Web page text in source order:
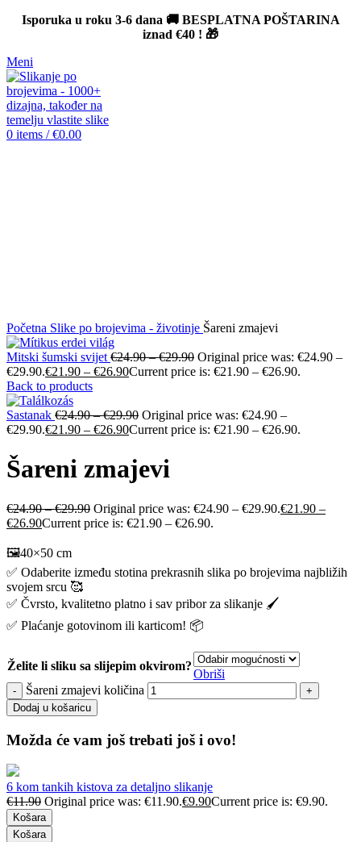
Isporuka u roku 3-6 dana 🚚 BESPLATNA POŠTARINA
iznad €40 ! 🎁
Meni
0 items / €0.00
Početna Slike po brojevima - životinje Šareni zmajevi
Mitski šumski svijet €24.90–€29.90 Original price was: €24.90 –
€29.90.€21.90 – €26.90Current price is: €21.90 – €26.90.
Back to products
Sastanak €24.90–€29.90 Original price was: €24.90 –
€29.90.€21.90 – €26.90Current price is: €21.90 – €26.90.
Šareni zmajevi
€24.90–€29.90 Original price was: €24.90 – €29.90.€21.90 –
€26.90Current price is: €21.90 – €26.90.
🖼️40×50 cm
✅ Odaberite između stotina prekrasnih slika po brojevima najbližih
svojem srcu 🥰
✅ Čvrsto, kvalitetno platno i sav pribor za slikanje 🖌️
✅ Plaćanje gotovinom ili karticom! 📦
Želite li sliku sa slijepim okvirom?
Obriši
Šareni zmajevi količina
Dodaj u košaricu
Možda će vam još trebati još i ovo!
6 kom tankih kistova za detaljno slikanje
€11.90 Original price was: €11.90.€9.90Current price is: €9.90.
Košara
Košara